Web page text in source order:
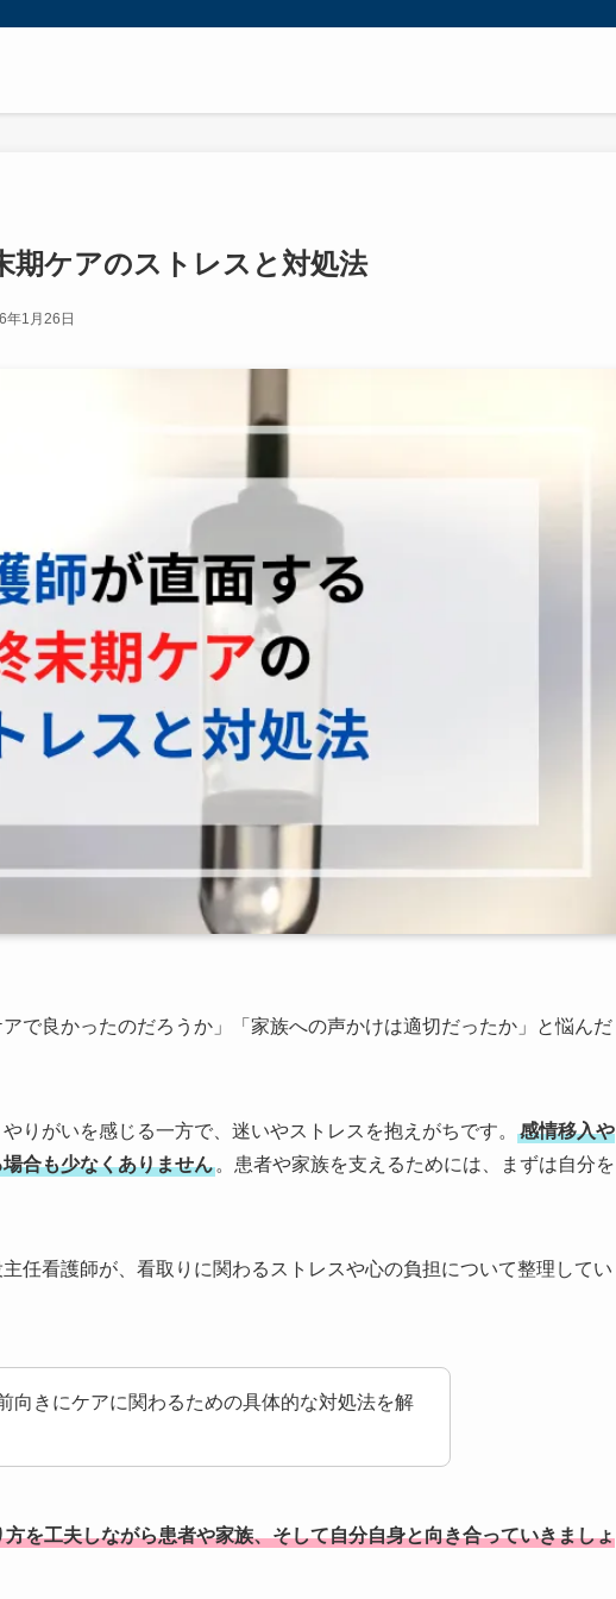
期ケアのストレスと対処法
年1月26日
で良かったのだろうか」「家族への声かけは適切だったか」と悩んだ
りがいを感じる一方で、迷いやストレスを抱えがちです。
感情移入や
合も少なくありません 。患者や家族を支えるためには、まずは自分を
任看護師が、看取りに関わるストレスや心の負担について整理してい
向きにケアに関わるための具体的な対処法を解
方を工夫しながら患者や家族、そして自分自身と向き合っていきましょ